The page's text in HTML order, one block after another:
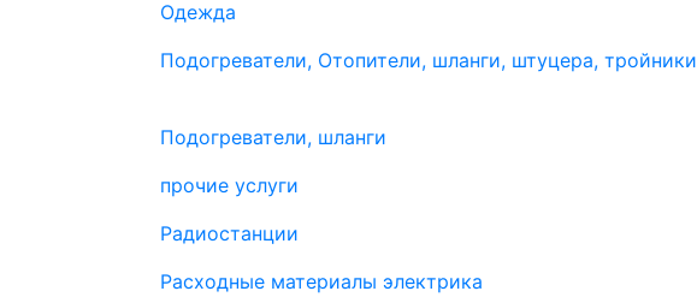
Одежда
Подогреватели, Отопители, шланги, штуцера, тройники
Подогреватели, шланги
прочие услуги
Радиостанции
Расходные материалы электрика